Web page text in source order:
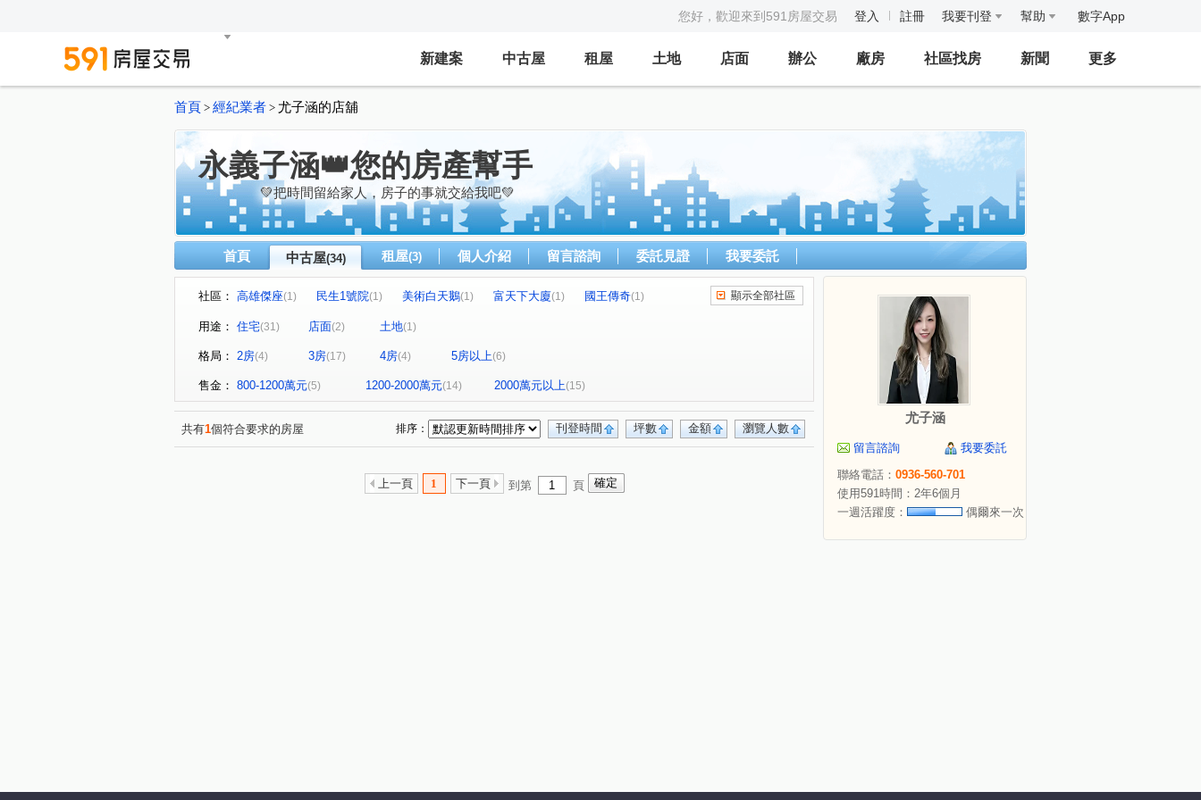
您好，歡迎來到591房屋交易 登入 註冊 我要刊登 幫助 數字App
新建案 中古屋 租屋 土地 店面 辦公 廠房 社區找房 新聞 更多
首頁 > 經紀業者 > 尤子涵的店舖
永義子涵👑您的房產幫手
💚把時間留給家人，房子的事就交給我吧💚
首頁 中古屋(34) 租屋(3) 個人介紹 留言諮詢 委託見證 我要委託
社區： 高雄傑座(1) 民生1號院(1) 美術白天鵝(1) 富天下大廈(1) 國王傳奇(1)
合群新城仁區 (1) (2)
悦讀時代 皇苑御寶 軒尼詩學園區大廈(1)
青泉山莊大樓(1) 棋琴文立苑(1) 英倫亞灣2期 (1) 公園院(1)
自由朗誦(1) 綠光大樓(1) 鼎宇美術館大廈(1) 新莊一路(1) 中山一路(1)
美術東四路(2) 美術北五街(1) 久昌街(1) 緯六路(1)
美術東七街(1) 建國三路(2) 正心街(1) 新庄仔路(1) 光華一路(1)
美術南三路 文慈路(1) 苓雅一路(1) 青泉街
顯示全部社區
用途： 住宅(31) 店面(2) 土地(1)
格局： 2房(4) 3房(17) 4房(4) 5房以上(6)
售金： 800-1200萬元(5) 1200-2000萬元(14) 2000萬元以上(15)
共有1個符合要求的房屋 瀏覽人數
金額
坪數
刊登時間
排序：
上一頁 1 下一頁 到第 頁
尤子涵
留言諮詢
我要委託
聯絡電話： 0936-560-701
使用591時間：2年6個月
一週活躍度：
偶爾來一次